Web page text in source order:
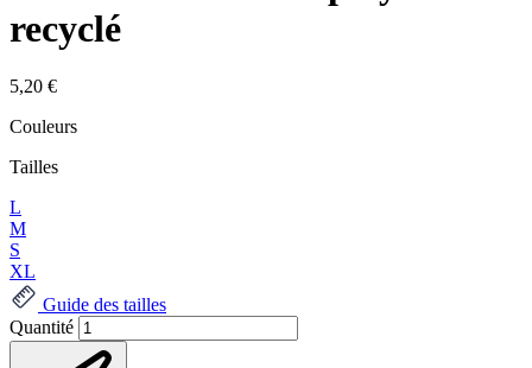
recyclé
5,20 €
Couleurs
Tailles
L
M
S
XL
Guide des tailles
Quantité